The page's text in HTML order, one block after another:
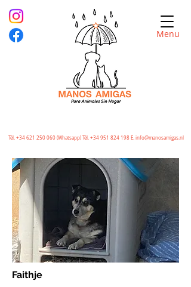
Tél. +34 621 250 060(Whatsapp) Tél. +34 951 824 198 E. info@manosamigas.nl
Menu
Faithje